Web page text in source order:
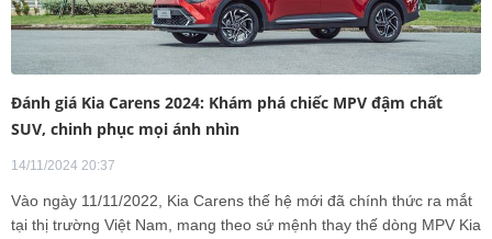
Đánh giá Kia Carens 2024: Khám phá chiếc MPV đậm chất
SUV, chinh phục mọi ánh nhìn
14/11/2024 20:37
Vào ngày 11/11/2022, Kia Carens thế hệ mới đã chính thức ra mắt
tại thị trường Việt Nam, mang theo sứ mệnh thay thế dòng MPV Kia